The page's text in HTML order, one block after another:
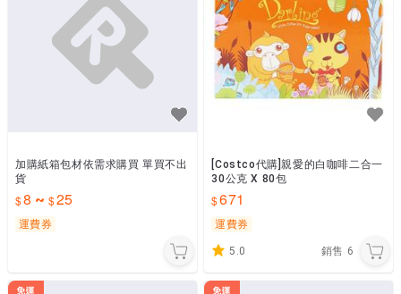
加購紙箱包材依需求購買 單買不出
貨
8 ~ 25
運費券
[Costco代購]親愛的白咖啡二合一
30公克 X 80包
671
運費券
5.0 銷售 6